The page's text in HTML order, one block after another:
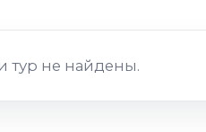
тур не найдены.